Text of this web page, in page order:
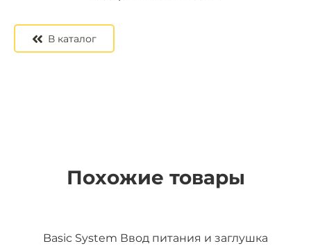
В каталог
Похожие товары
Basic System Ввод питания и заглушка